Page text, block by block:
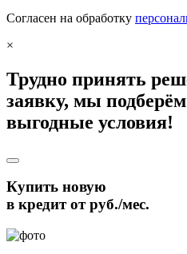
Согласен на обработку
×
Трудно принять
заявку, мы
выгодные условия!
Купить новую
в кредит отруб./мес.